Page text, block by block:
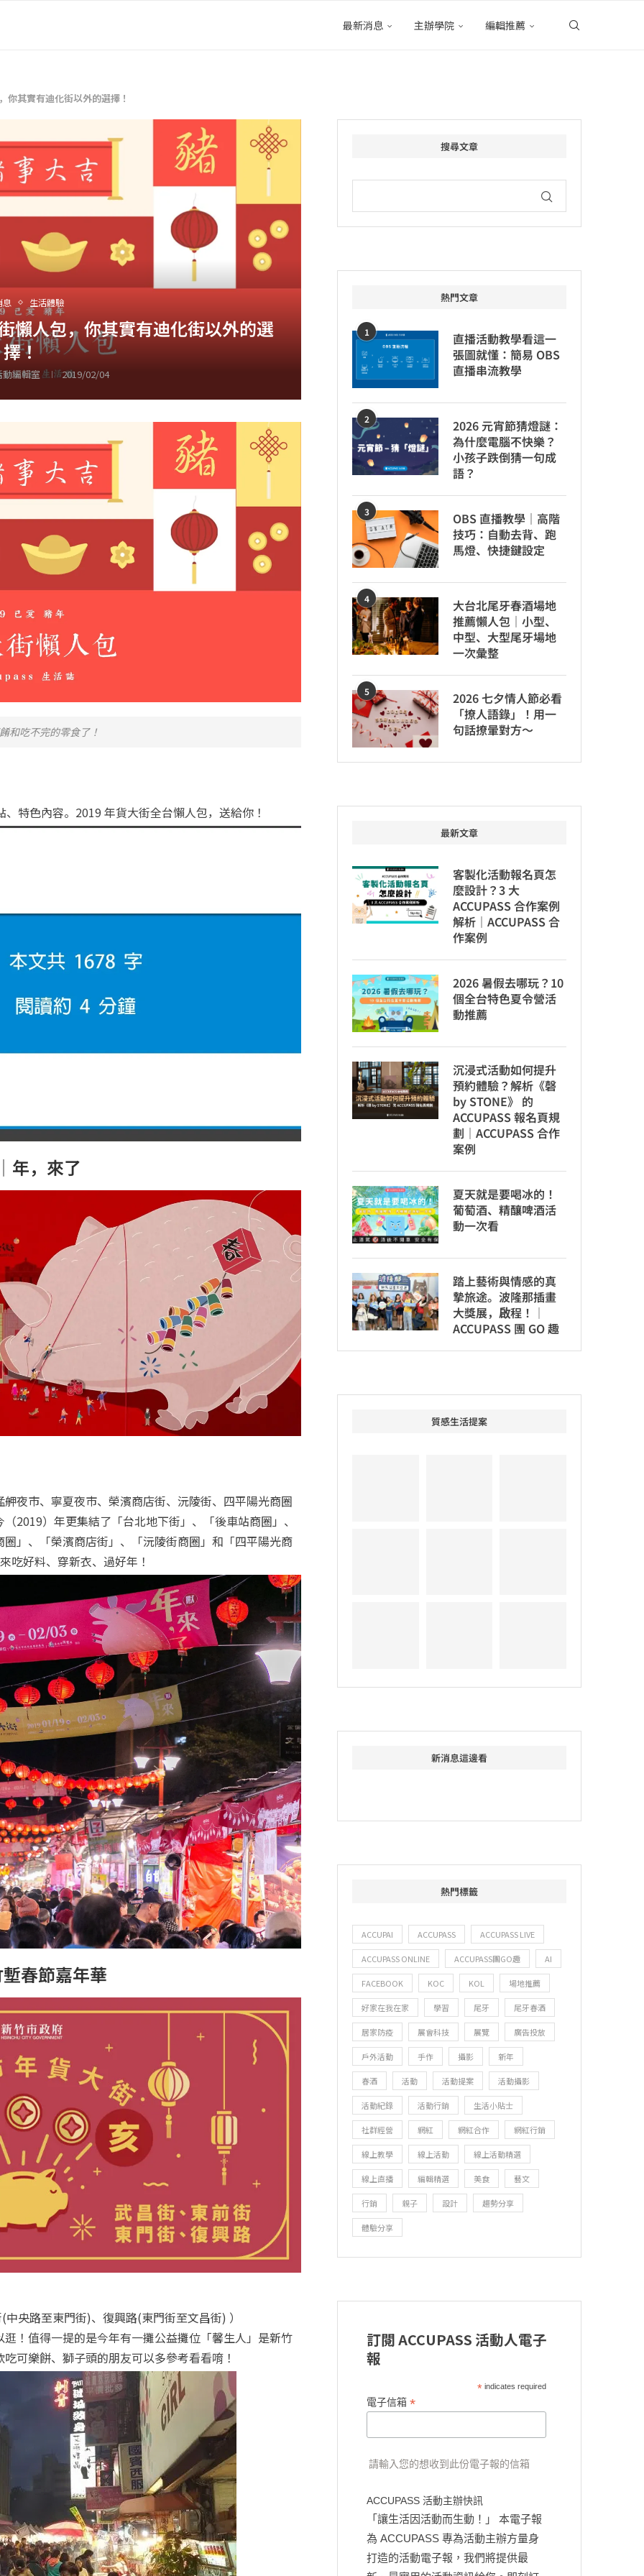
最新消息 主辦學院 編輯推薦
其實有迪化街以外的選擇！
息 生活體驗
懶人包，你其實有迪化街以外的選
擇！
動編輯室 2019/02/04
和吃不完的零食了！
特色內容。2019 年貨大街全台懶人包，送給你！
年，來了
夜市、寧夏夜市、榮濱商店街、沅陵街、四平陽光商圈
2019）年更集結了「台北地下街」、「後車站商圈」、
」、「榮濱商店街」、「沅陵街商圈」和「四平陽光商
吃好料、穿新衣、過好年！
春節嘉年華
央路至東門街)、復興路(東門街至文昌街) ）
！值得一提的是今年有一攤公益攤位「馨生人」是新竹
可樂餅、獅子頭的朋友可以多參考看看唷！
搜尋文章
熱門文章
1
直播活動教學看這一
張圖就懂：簡易 OBS
直播串流教學
2
2026 元宵節猜燈謎：
為什麼電腦不快樂？
小孩子跌倒猜一句成
語？
3
OBS 直播教學｜高階
技巧：自動去背、跑
馬燈、快捷鍵設定
4
大台北尾牙春酒場地
推薦懶人包｜小型、
中型、大型尾牙場地
一次彙整
5
2026 七夕情人節必看
「撩人語錄」！用一
句話撩暈對方～
最新文章
客製化活動報名頁怎
麼設計？3 大
ACCUPASS 合作案例
解析｜ACCUPASS 合
作案例
2026 暑假去哪玩？10
個全台特色夏令營活
動推薦
沉浸式活動如何提升
預約體驗？解析《磬
by STONE》 的
ACCUPASS 報名頁規
劃｜ACCUPASS 合作
案例
夏天就是要喝冰的！
葡萄酒、精釀啤酒活
動一次看
踏上藝術與情感的真
摯旅途。波隆那插畫
大獎展，啟程！│
ACCUPASS 團 GO 趣
質感生活提案
新消息這邊看
熱門標籤
ACCUPAI ACCUPASS ACCUPASS LIVE
ACCUPASS ONLINE ACCUPASS團GO趣 AI
FACEBOOK KOC KOL 場地推薦
好家在我在家 學習 尾牙 尾牙春酒
居家防疫 展會科技 展覽 廣告投放
戶外活動 手作 攝影 新年
春酒 活動 活動提案 活動攝影
活動紀錄 活動行銷 生活小貼士
社群經營 網紅 網紅合作 網紅行銷
線上教學 線上活動 線上活動精選
線上直播 編輯精選 美食 藝文
行銷 親子 設計 趨勢分享
體驗分享
訂閱 ACCUPASS 活動人電子
報
*indicates required
電子信箱 *
請輸入您的想收到此份電子報的信箱
ACCUPASS 活動主辦快訊
「讓生活因活動而生動！」 本電子報
為 ACCUPASS 專為活動主辦方量身
打造的活動電子報，我們將提供最